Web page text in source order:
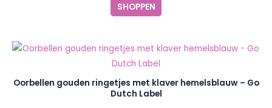
SHOPPEN
Oorbellen gouden ringetjes met klaver hemelsblauw – Go
Dutch Label